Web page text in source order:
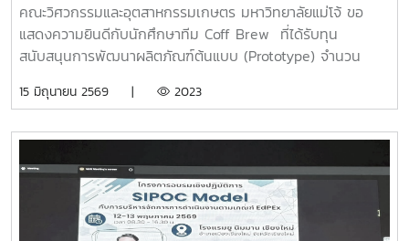
คณะวิศวกรรมและอุตสาหกรรมเกษตร มหาวิทยาลัยแม่โจ้ ขอ
แสดงความยินดีกับนักศึกษาทีม Coff Brew ที่ได้รับทุน
สนับสนุนการพัฒนาผลิตภัณฑ์ต้นแบบ (Prototype) จำนวน
2026 รอบภูมิภาค ภาคเหนือ ซึ่งจัดขึ้นเมื่อวันที่ 11 พฤษภาคม
เหนือ) จังหวัดเชียงใหม่ ผลงาน“เครื่องสกัดกาแฟรูปแบบใหม่โดย
ใช้เทคโนโลยี PLU”สมาชิกทีม• นายอนุพงศ์ เขื่อนแก้วนักศึกษา
ปริญญาโท คณะวิศวกรรมและอุตสาหกรรมเกษตร• นายอาทิตย์
ด่านกระโทกนักศึกษาปริญญาโท คณะวิศวกรรมและอุตสาหกรรม
เกษตร• นายตันติกร กันนานักศึกษาปริญญาตรี คณะ
15 มิถุนายน 2569 | 2023